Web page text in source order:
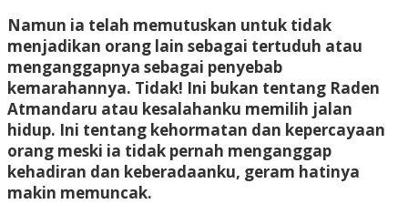
Namun ia telah memutuskan untuk tidak
menjadikan orang lain sebagai tertuduh atau
menganggapnya sebagai penyebab
kemarahannya. Tidak! Ini bukan tentang Raden
Atmandaru atau kesalahanku memilih jalan
hidup. Ini tentang kehormatan dan kepercayaan
orang meski ia tidak pernah menganggap
kehadiran dan keberadaanku, geram hatinya
makin memuncak.